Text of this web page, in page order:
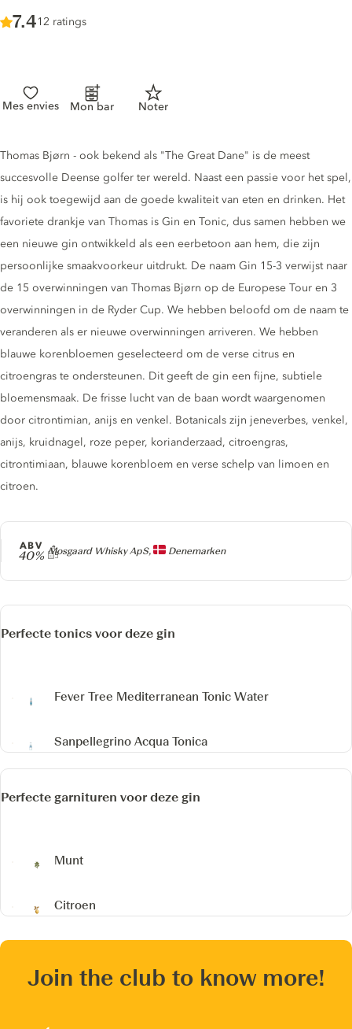
Score :
7.4/ 10
12 ratings
Mes envies Mon bar Noter
Producer
Mosgaard Whisky ApS, Denemarken
ABV
40%
Gin description
Thomas Bjørn - ook bekend als "The Great Dane" is de meest
succesvolle Deense golfer ter wereld. Naast een passie voor het spel,
is hij ook toegewijd aan de goede kwaliteit van eten en drinken. Het
favoriete drankje van Thomas is Gin en Tonic, dus samen hebben we
een nieuwe gin ontwikkeld als een eerbetoon aan hem, die zijn
persoonlijke smaakvoorkeur uitdrukt. De naam Gin 15-3 verwijst naar
de 15 overwinningen van Thomas Bjørn op de Europese Tour en 3
overwinningen in de Ryder Cup. We hebben beloofd om de naam te
veranderen als er nieuwe overwinningen arriveren. We hebben
blauwe korenbloemen geselecteerd om de verse citrus en
citroengras te ondersteunen. Dit geeft de gin een fijne, subtiele
bloemensmaak. De frisse lucht van de baan wordt waargenomen
door citrontimian, anijs en venkel. Botanicals zijn jeneverbes, venkel,
anijs, kruidnagel, roze peper, korianderzaad, citroengras,
citrontimiaan, blauwe korenbloem en verse schelp van limoen en
citroen.
Perfecte tonics voor deze gin
Fever Tree Mediterranean Tonic Water
Sanpellegrino Acqua Tonica
Perfecte garnituren voor deze gin
Munt
Citroen
Join the club to know more!